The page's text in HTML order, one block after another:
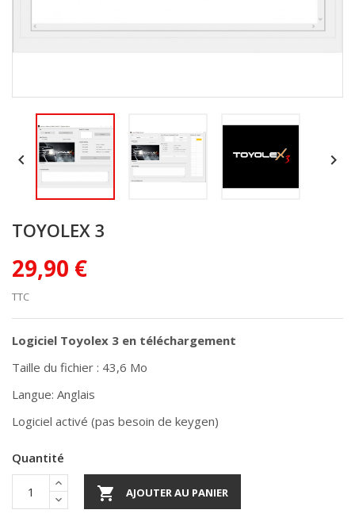
 
TOYOLEX 3
29,90 €
TTC
Logiciel Toyolex 3 en téléchargement
Taille du fichier : 43,6 Mo
Langue: Anglais
Logiciel activé (pas besoin de keygen)
Quantité
 AJOUTER AU PANIER